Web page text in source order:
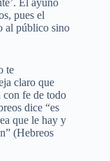
pues el
al público sino
te
claro que
con fe de todo
dice “es
que le hay y
(Hebreos